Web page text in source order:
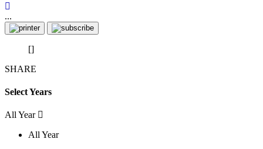
...
[]
SHARE
Select Years
All Year
All Year